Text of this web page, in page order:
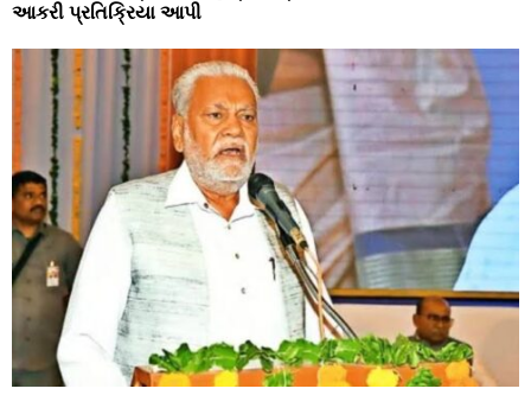
આકરી પ્રતિક્રિયા આપી